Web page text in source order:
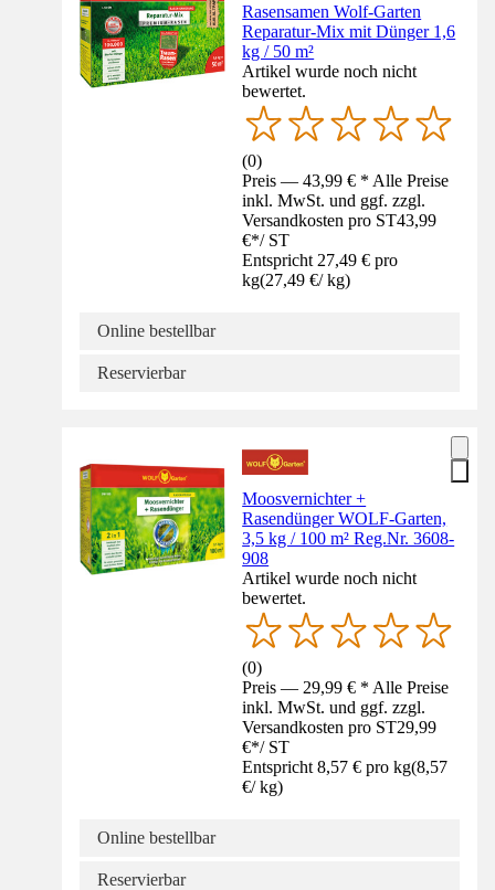
Rasensamen Wolf-Garten
Reparatur-Mix mit Dünger 1,6
kg / 50 m²
Artikel wurde noch nicht
bewertet.
(0)
Preis — 43,99 € * Alle Preise
inkl. MwSt. und ggf. zzgl.
Versandkosten pro ST43,99
€*/ ST
Entspricht 27,49 € pro
kg(27,49 €/ kg)
Online bestellbar
Reservierbar
Moosvernichter +
Rasendünger WOLF-Garten,
3,5 kg / 100 m² Reg.Nr. 3608-
908
Artikel wurde noch nicht
bewertet.
(0)
Preis — 29,99 € * Alle Preise
inkl. MwSt. und ggf. zzgl.
Versandkosten pro ST29,99
€*/ ST
Entspricht 8,57 € pro kg(8,57
€/ kg)
Online bestellbar
Reservierbar